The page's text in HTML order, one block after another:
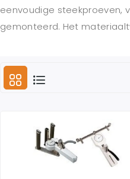
eenvoudige steekproeven,
gemonteerd. Het